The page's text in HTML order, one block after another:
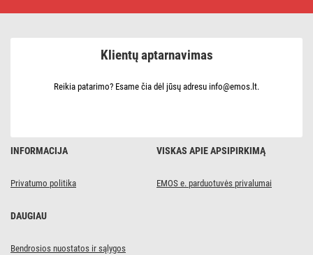
„PIXXO“
įmontuojama,
IP66
INFORMACIJA
Privatumo politika
VISKAS APIE APSIPIRKIMĄ
EMOS e. parduotuvės privalumai
DAUGIAU
Bendrosios nuostatos ir sąlygos
Klientų aptarnavimas
Reikia patarimo? Esame čia dėl jūsų adresu info@emos.lt.